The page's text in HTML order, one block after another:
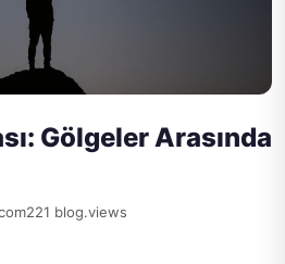
Gölgeler Arasında
221 blog.views